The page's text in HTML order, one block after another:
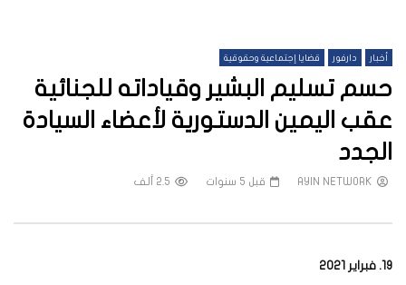
أخبار دارفور قضايا إجتماعية وحقوقية
حسم تسليم البشير وقياداته للجنائية
عقب اليمين الدستورية لأعضاء السيادة
الجدد
AYIN NETWORK قبل 5 سنوات 2.5 ألف
19. فبراير 2021